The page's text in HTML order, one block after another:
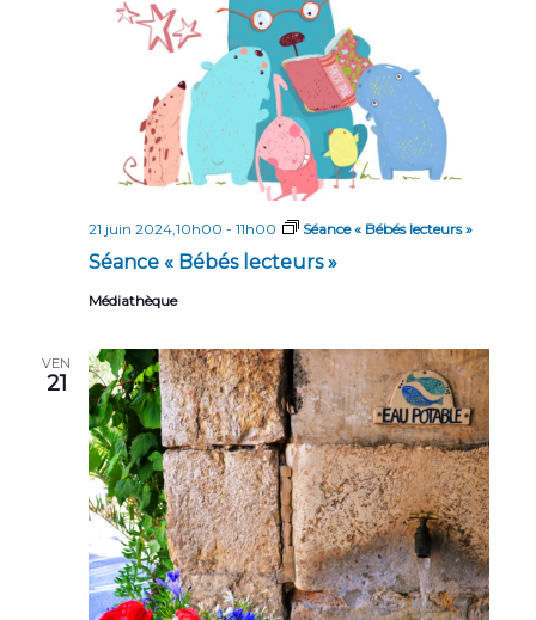
Séance « Bébés lecteurs »
21 juin 2024,10h00 - 11h00 Séance « Bébés lecteurs »
Médiathèque
VEN
21